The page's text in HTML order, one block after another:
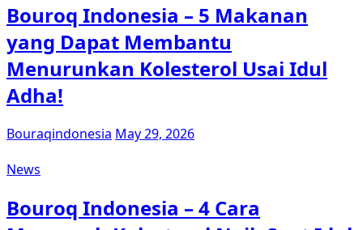
Bouroq Indonesia – 5 Makanan
yang Dapat Membantu
Menurunkan Kolesterol Usai Idul
Adha!
Bouraqindonesia May 29, 2026
News
Bouroq Indonesia – 4 Cara